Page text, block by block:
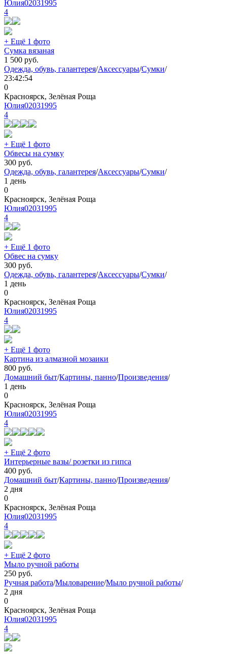
Юлия02031995
4
+ Ещё 1 фото
Сумка вязаная
1 500 руб.
Одежда, обувь, галантерея/Аксессуары/Сумки/
23:42:54
0
Красноярск, Зелёная Роща
Юлия02031995
4
+ Ещё 1 фото
Обвесы на сумку
300 руб.
Одежда, обувь, галантерея/Аксессуары/Сумки/
1 день
0
Красноярск, Зелёная Роща
Юлия02031995
4
+ Ещё 1 фото
Обвес на сумку
300 руб.
Одежда, обувь, галантерея/Аксессуары/Сумки/
1 день
0
Красноярск, Зелёная Роща
Юлия02031995
4
+ Ещё 1 фото
Картина из алмазной мозаики
800 руб.
Домашний быт/Картины, панно/Произведения/
1 день
0
Красноярск, Зелёная Роща
Юлия02031995
4
+ Ещё 2 фото
Интерьерные вазы/ розетки из гипса
400 руб.
Домашний быт/Картины, панно/Произведения/
2 дня
0
Красноярск, Зелёная Роща
Юлия02031995
4
+ Ещё 2 фото
Мыло ручной работы
250 руб.
Ручная работа/Мыловарение/Мыло ручной работы/
2 дня
0
Красноярск, Зелёная Роща
Юлия02031995
4